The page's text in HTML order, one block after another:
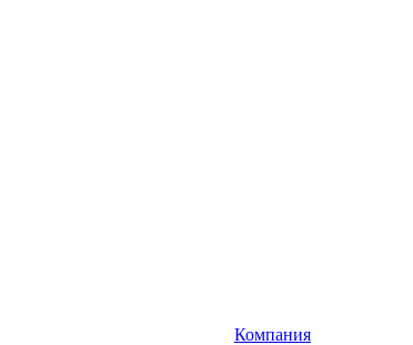
Компания